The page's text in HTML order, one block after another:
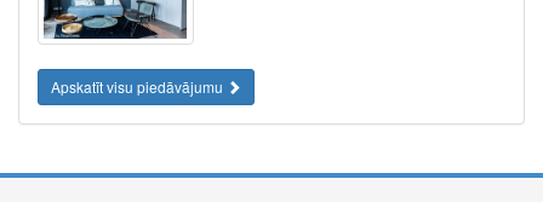
Apskatīt visu piedāvājumu